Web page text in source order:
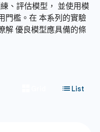
、評估模型， 並使用模
門檻。在 本系列的實驗
解 優良模型應具備的條